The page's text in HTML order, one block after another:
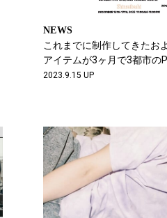
NEWS
これまでに制作してきたお
アイテムが3ヶ月で3都市の
2023.9.15 UP